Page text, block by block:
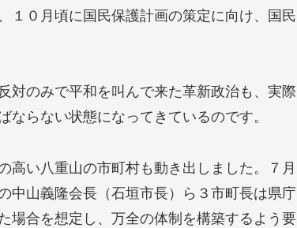
１０月頃に国民保護計画の策定に向け、国民
対のみで平和を叫んで来た革新政治も、実際
らない状態になってきているのです。
高い八重山の市町村も動き出しました。７月
中山義隆会長（石垣市長）ら３市町長は県庁
場合を想定し、万全の体制を構築するよう要